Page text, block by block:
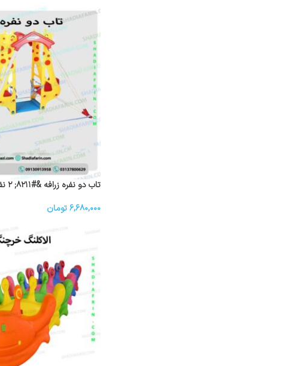
تاب دو نفره زرافه &#۸۲۱۱; ۲ نفره
۶,۶۸۰,۰۰۰تومان